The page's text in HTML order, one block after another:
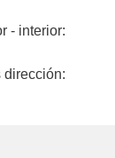
- interior:
dirección: